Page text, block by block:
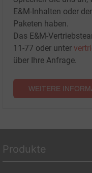
E&M-Inhalten oder
Paketen haben.
Das E&M-
11-77 oder unter
über Ihre Anfrage.
WEITERE
Produkte